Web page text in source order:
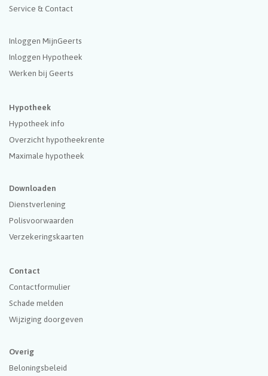
Service & Contact
Inloggen MijnGeerts
Inloggen Hypotheek
Werken bij Geerts
Hypotheek
Hypotheek info
Overzicht hypotheekrente
Maximale hypotheek
Downloaden
Dienstverlening
Polisvoorwaarden
Verzekeringskaarten
Contact
Contactformulier
Schade melden
Wijziging doorgeven
Overig
Beloningsbeleid